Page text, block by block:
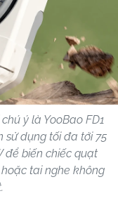
ý là YooBao FD1
sử dụng tối đa tới 75
để biến chiếc quạt
tai nghe không